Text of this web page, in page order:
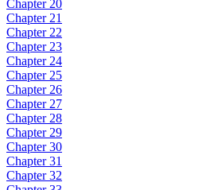
Chapter 20
Chapter 21
Chapter 22
Chapter 23
Chapter 24
Chapter 25
Chapter 26
Chapter 27
Chapter 28
Chapter 29
Chapter 30
Chapter 31
Chapter 32